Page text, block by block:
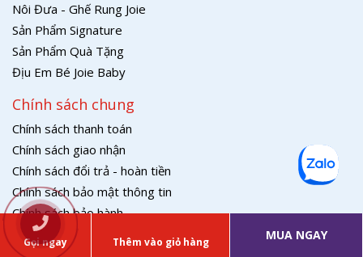
Gọi ngay Thêm vào giỏ hàng MUA NGAY
Nôi Đưa - Ghế Rung Joie
Sản Phẩm Signature
Sản Phẩm Quà Tặng
Địu Em Bé Joie Baby
Chính sách chung
Chính sách thanh toán
Chính sách giao nhận
Chính sách đổi trả - hoàn tiền
Chính sách bảo mật thông tin
Chính sách bảo hành
© Copyright Yaris